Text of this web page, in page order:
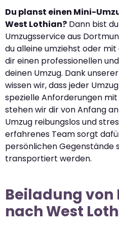
Du planst einen Mini-
West Lothian? Dann bist
Umzugsservice aus
du alleine umziehst oder
dir einen professionellen
deinen Umzug. Dank
wissen wir, dass jeder
spezielle Anforderungen
stehen wir dir von Anfang
Umzug reibungslos und
erfahrenes Team sorgt
persönlichen Gegenstände
transportiert werden.
Beiladung
nach West